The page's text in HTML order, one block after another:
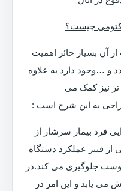
کتومی چیست؟
آن بسیار حائز اهمیت
و …وجود دارد به علاوه
تر نیز کمک می
به این شرح است :
فرد بیمار سرشار از
از فیبر عملکرد دستگاه
جلوگیری می کند.در
می یابد و این امر در